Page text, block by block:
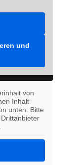
und
von
Inhalt
unten. Bitte